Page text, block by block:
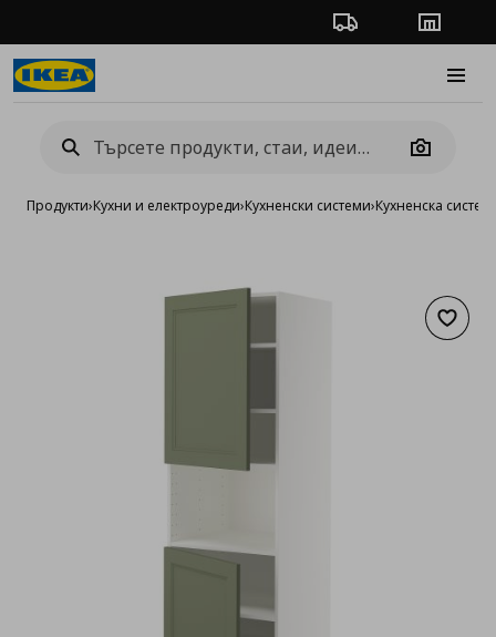
Проследяване на
Camera
Продукти›Кухни и електроуреди›Кухненски системи›Кухненска